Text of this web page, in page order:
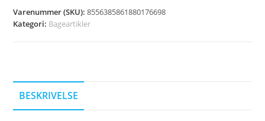
Varenummer (SKU):8556385861880176698
Kategori: Bageartikler
BESKRIVELSE